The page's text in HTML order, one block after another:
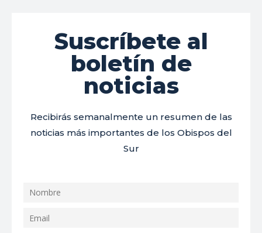
Suscríbete al
boletín de
noticias
Recibirás semanalmente un resumen de las
noticias más importantes de los Obispos del
Sur